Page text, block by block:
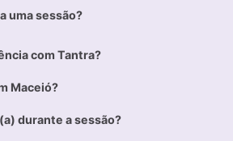
uma sessão?
com Tantra?
Maceió?
durante a sessão?